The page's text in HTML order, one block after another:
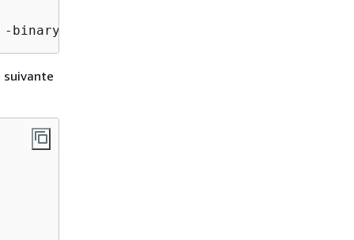
> mu.bin
suivante